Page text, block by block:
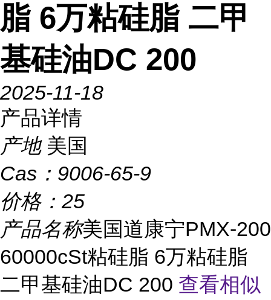
脂 6万粘硅脂 二甲
基硅油DC 200
2025-11-18
产品详情
产地 美国
Cas： 9006-65-9
价格： 25
产品名称美国道康宁PMX-200
60000cSt粘硅脂 6万粘硅脂
二甲基硅油DC 200 查看相似